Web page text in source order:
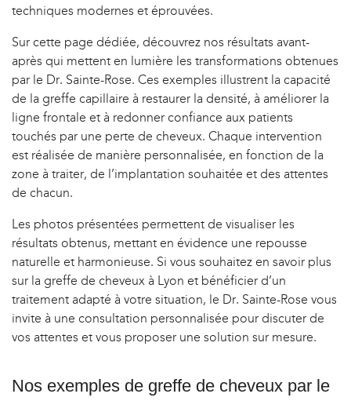
techniques modernes et éprouvées.
Sur cette page dédiée, découvrez nos résultats avant-
après qui mettent en lumière les transformations obtenues
par le Dr. Sainte-Rose. Ces exemples illustrent la capacité
de la greffe capillaire à restaurer la densité, à améliorer la
ligne frontale et à redonner confiance aux patients
touchés par une perte de cheveux. Chaque intervention
est réalisée de manière personnalisée, en fonction de la
zone à traiter, de l’implantation souhaitée et des attentes
de chacun.
Les photos présentées permettent de visualiser les
résultats obtenus, mettant en évidence une repousse
naturelle et harmonieuse. Si vous souhaitez en savoir plus
sur la greffe de cheveux à Lyon et bénéficier d’un
traitement adapté à votre situation, le Dr. Sainte-Rose vous
invite à une consultation personnalisée pour discuter de
vos attentes et vous proposer une solution sur mesure.
Nos exemples de greffe de cheveux par le